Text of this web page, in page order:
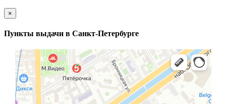
×
Пункты выдачи в Санкт-Петербурге